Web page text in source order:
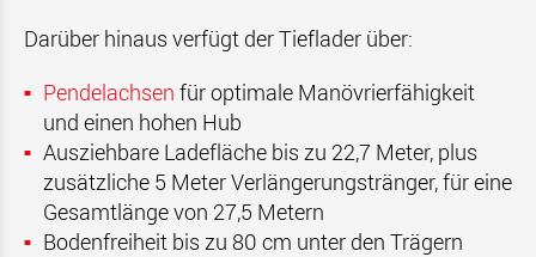
Darüber hinaus verfügt der Tieflader über:
Pendelachsen für optimale Manövrierfähigkeit
und einen hohen Hub
Ausziehbare Ladefläche bis zu 22,7 Meter, plus
zusätzliche 5 Meter Verlängerungstränger, für eine
Gesamtlänge von 27,5 Metern
Bodenfreiheit bis zu 80 cm unter den Trägern